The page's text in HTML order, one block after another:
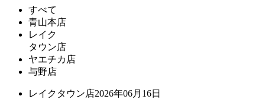
すべて
青山本店
レイク
タウン店
ヤエチカ店
与野店
レイクタウン店2026年06月16日